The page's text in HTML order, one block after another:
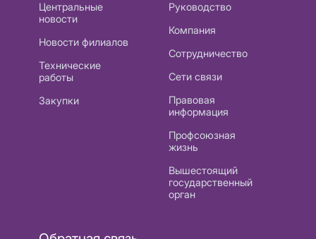
Центральные
новости
Новости филиалов
Технические
работы
Закупки
Руководство
Компания
Сотрудничество
Сети связи
Правовая
информация
Профсоюзная
жизнь
Вышестоящий
государственный
орган